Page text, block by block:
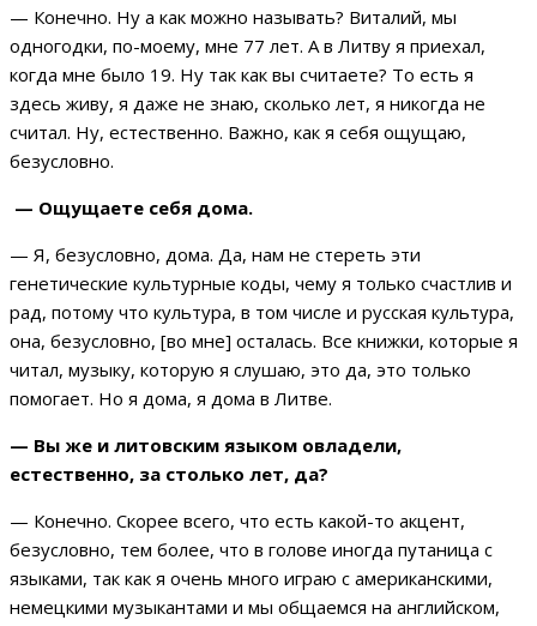
— Конечно. Ну а как можно называть? Виталий, мы
одногодки, по-моему, мне 77 лет. А в Литву я приехал,
когда мне было 19. Ну так как вы считаете? То есть я
здесь живу, я даже не знаю, сколько лет, я никогда не
считал. Ну, естественно. Важно, как я себя ощущаю,
безусловно.
— Ощущаете себя дома.
— Я, безусловно, дома. Да, нам не стереть эти
генетические культурные коды, чему я только счастлив и
рад, потому что культура, в том числе и русская культура,
она, безусловно, [во мне] осталась. Все книжки, которые я
читал, музыку, которую я слушаю, это да, это только
помогает. Но я дома, я дома в Литве.
— Вы же и литовским языком овладели,
естественно, за столько лет, да?
— Конечно. Скорее всего, что есть какой-то акцент,
безусловно, тем более, что в голове иногда путаница с
языками, так как я очень много играю с американскими,
немецкими музыкантами и мы общаемся на английском,